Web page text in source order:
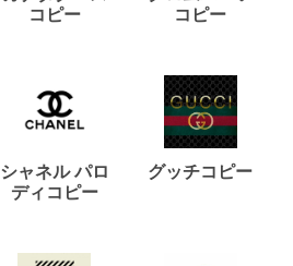
コピー
コピー
シャネル パロ
ディコピー
グッチコピー